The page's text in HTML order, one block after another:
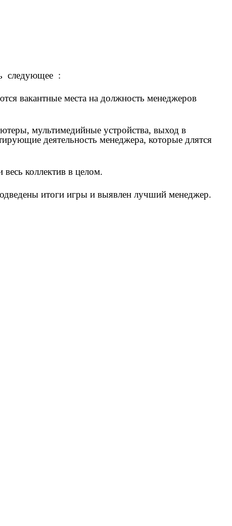
следующее :
вакантные места на должность менеджеров
мультимедийные устройства, выход в
деятельность менеджера, которые длятся
коллектив в целом.
итоги игры и выявлен лучший менеджер.